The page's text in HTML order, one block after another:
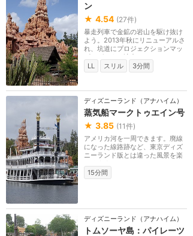
ン
★ 4.54 (27件)
暴走列車で金鉱の岩山を駆け抜け
よう。2013年秋にリニューアルさ
れ、坑道にプロジェクションマッ
ピングによる演出...
LL
スリル 3分間
ディズニーランド（アナハイム）
蒸気船マークトゥエイン号
★ 3.85 (11件)
アメリカ河を一周できます。廃線
になった線路跡など、東京ディズ
ニーランド版とは違った風景を楽
15分間
ディズニーランド（アナハイム）
トムソーヤ島：パイレーツ